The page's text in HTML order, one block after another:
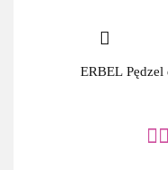
ERBEL Pędzel